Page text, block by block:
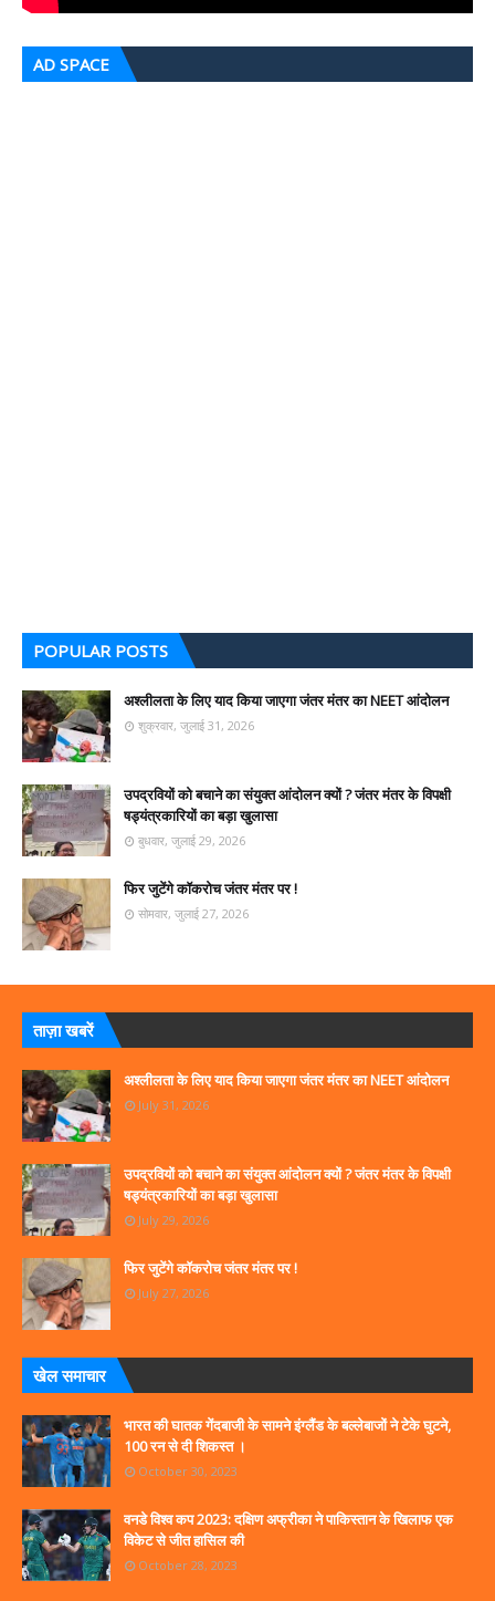
AD SPACE
POPULAR POSTS
अश्लीलता के लिए याद किया जाएगा जंतर मंतर का NEET आंदोलन
शुक्रवार, जुलाई 31, 2026
उपद्रवियों को बचाने का संयुक्त आंदोलन क्यों ? जंतर मंतर के विपक्षी
षड्यंत्रकारियों का बड़ा खुलासा
बुधवार, जुलाई 29, 2026
फिर जुटेंगे कॉकरोच जंतर मंतर पर !
सोमवार, जुलाई 27, 2026
ताज़ा खबरें
अश्लीलता के लिए याद किया जाएगा जंतर मंतर का NEET आंदोलन
July 31, 2026
उपद्रवियों को बचाने का संयुक्त आंदोलन क्यों ? जंतर मंतर के विपक्षी
षड्यंत्रकारियों का बड़ा खुलासा
July 29, 2026
फिर जुटेंगे कॉकरोच जंतर मंतर पर !
July 27, 2026
खेल समाचार
भारत की घातक गेंदबाजी के सामने इंग्लैंड के बल्लेबाजों ने टेके घुटने,
100 रन से दी शिकस्त ।
October 30, 2023
वनडे विश्व कप 2023: दक्षिण अफ्रीका ने पाकिस्तान के खिलाफ एक
विकेट से जीत हासिल की
October 28, 2023